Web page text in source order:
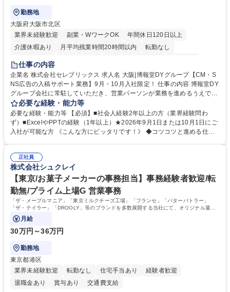
勤務地
大阪府大阪市北区
業界未経験歓迎
副業・WワークOK
年間休日120日以上
介護休暇あり
月平均残業時間20時間以内
転勤なし
未経験者歓迎
完全週休2日制
交通費支給 駅近5分以内
仕事の内容
企業名 株式会社セレブリックス 求人名 大阪|博報堂DYグループ【CM・S
NS広告の入稿サポート業務】9月・10月入社限定！ 仕事の内容 博報堂DY
グループ会社に常駐していただき、営業パーソンが業務を進めるうえで発
生する業務を幅広くサポートとしてテレビCMやSNS広告の入稿サポー
ト、進行管理等 部内アシスタントとしての業務をお任せします。 ◆得意
先との定例資料作成 ◆競合調査 ◆広告出稿の進行管理、確認 ◆広告出稿
後のデータ抽出と効果測定、資料作成 ◆TVCM放送枠の情報管理、不備確
ール対応 ◆常駐先に向けた事業拡大の提案 など 募集職種 大阪|博報堂DY
グループ【CM・SNS広告の入稿サポート業務】9月・10月入社限定！
必要な経験・能力等
必要な経験・能力等 【必須】■社会人経験2年以上の方（業界経験問わ
ず）■ExcelやPPTの経験（1年以上）★2026年9月1日または10月1日にご
入社が可能な方 《こんな方にピッタリです！》 ◆コツコツと進める仕事
ャリア・スキルUPを目指したい方 学歴・資格 学歴：大学院 大学 高専 短
大 専修学校 高校 語学力： 資格：
正社員
株式会社シュクレイ
【東京/お菓子メーカーの事務担当】事務経験者歓迎/転
勤無/プライム上場G 営業事務
「ザ・メープルマニア」「東京ミルクチーズ工場」「フランセ」「バターバトラー」
「ザ・テイラー」「DROOLY」等のブランドを多数展開する当社にて、オリジナル菓子
ブランド商品の事務業務をお任せいたします。
月給
30万円～36万円
勤務地
東京都港区
業界未経験歓迎
転勤なし 住宅手当あり
経験者歓迎
退職金あり
賞与あり 交通費支給